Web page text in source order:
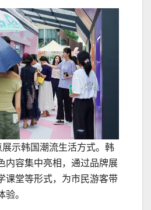
示韩国潮流生活方式。韩
内容集中亮相，通过品牌展
课堂等形式，为市民游客带
验。